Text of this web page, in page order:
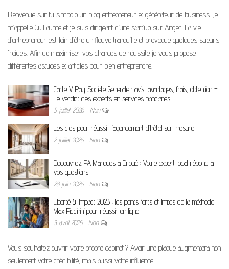
Bienvenue sur tu simbolo un blog entrepreneur et générateur de business. Je
m’appelle Guillaume et je suis dirigeant d’une start’up sur Anger. La vie
d’entrepreneur est loin d’être un fleuve tranquille et provoque quelques sueurs
froides. Afin de maximiser vos chances de réussite je vous propose
différentes astuces et articles pour bien entreprendre.
Carte V Pay Societe Generale : avis, avantages, frais, obtention –
Le verdict des experts en services bancaires
5 juillet 2026 Non
Les clés pour réussir l’agencement d’hôtel sur mesure
2 juillet 2026 Non
Découvrez PA Marques à Droué : Votre expert local répond à
vos questions
28 juin 2026 Non
Liberté & Impact 2023 : les points forts et limites de la méthode
Max Piccinini pour réussir en ligne
3 avril 2026 Non
Vous souhaitez ouvrir votre propre cabinet ? Avoir une plaque augmentera non
seulement votre crédibilité, mais aussi votre influence.